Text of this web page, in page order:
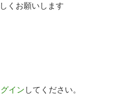
くお願いします
イン してください。